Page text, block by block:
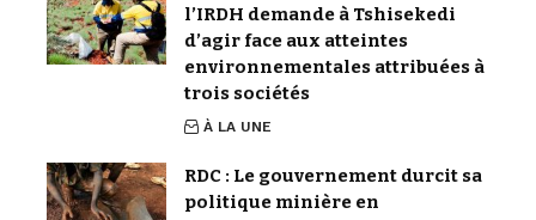
l’IRDH demande à Tshisekedi
d’agir face aux atteintes
environnementales attribuées à
trois sociétés
À LA UNE
RDC : Le gouvernement durcit sa
politique minière en